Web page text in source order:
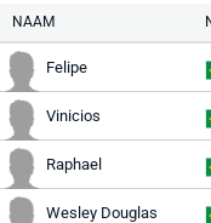
NAAM
Felipe
Vinicios
Raphael
Wesley Douglas